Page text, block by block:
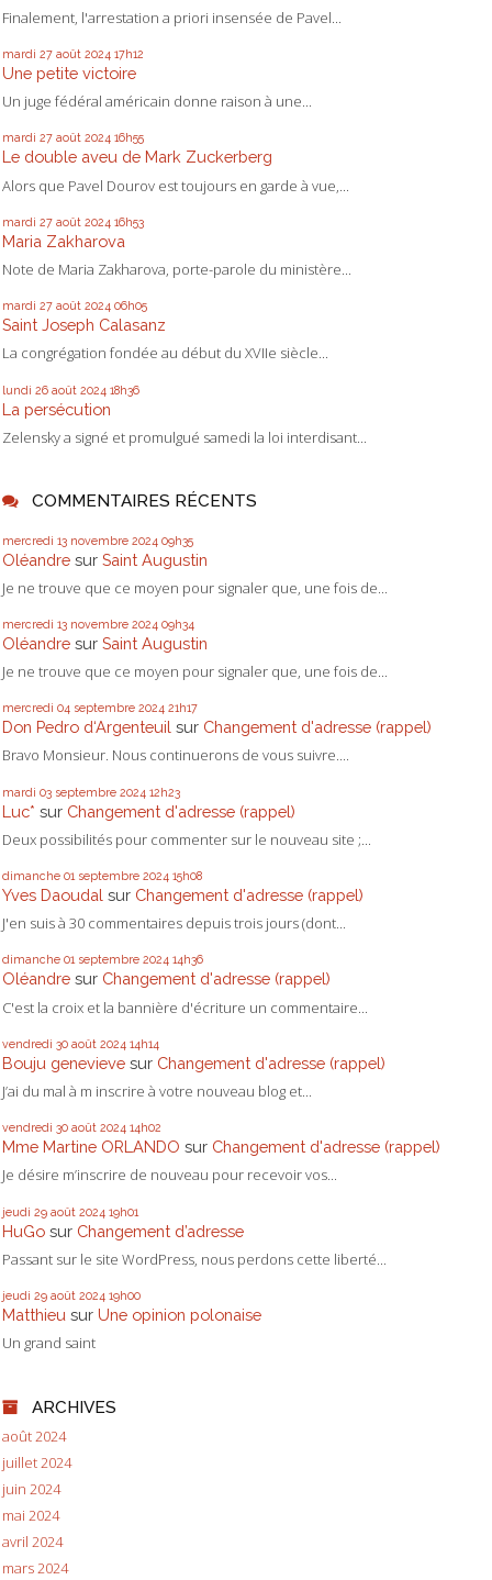
Finalement, l'arrestation a priori insensée de Pavel...
mardi 27 août 2024 17h12
Une petite victoire
Un juge fédéral américain donne raison à une...
mardi 27 août 2024 16h55
Le double aveu de Mark Zuckerberg
Alors que Pavel Dourov est toujours en garde à vue,...
mardi 27 août 2024 16h53
Maria Zakharova
Note de Maria Zakharova, porte-parole du ministère...
mardi 27 août 2024 06h05
Saint Joseph Calasanz
La congrégation fondée au début du XVIIe siècle...
lundi 26 août 2024 18h36
La persécution
Zelensky a signé et promulgué samedi la loi interdisant...
COMMENTAIRES RÉCENTS
mercredi 13 novembre 2024 09h35
Oléandre sur Saint Augustin
Je ne trouve que ce moyen pour signaler que, une fois de...
mercredi 13 novembre 2024 09h34
Oléandre sur Saint Augustin
Je ne trouve que ce moyen pour signaler que, une fois de...
mercredi 04 septembre 2024 21h17
Don Pedro d‘Argenteuil sur Changement d'adresse (rappel)
Bravo Monsieur. Nous continuerons de vous suivre....
mardi 03 septembre 2024 12h23
Luc* sur Changement d'adresse (rappel)
Deux possibilités pour commenter sur le nouveau site ;...
dimanche 01 septembre 2024 15h08
Yves Daoudal sur Changement d'adresse (rappel)
J'en suis à 30 commentaires depuis trois jours (dont...
dimanche 01 septembre 2024 14h36
Oléandre sur Changement d'adresse (rappel)
C'est la croix et la bannière d'écriture un commentaire...
vendredi 30 août 2024 14h14
Bouju genevieve sur Changement d'adresse (rappel)
J’ai du mal à m inscrire à votre nouveau blog et...
vendredi 30 août 2024 14h02
Mme Martine ORLANDO sur Changement d'adresse (rappel)
Je désire m’inscrire de nouveau pour recevoir vos...
jeudi 29 août 2024 19h01
HuGo sur Changement d’adresse
Passant sur le site WordPress, nous perdons cette liberté...
jeudi 29 août 2024 19h00
Matthieu sur Une opinion polonaise
Un grand saint
ARCHIVES
août 2024
juillet 2024
juin 2024
mai 2024
avril 2024
mars 2024